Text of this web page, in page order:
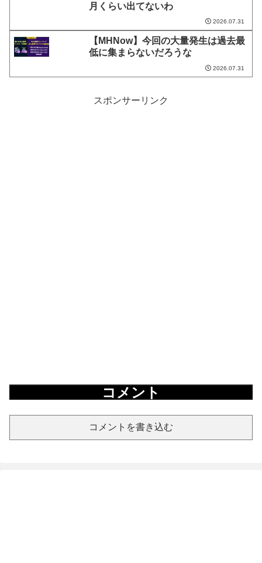
月くらい出てないわ
2026.07.31
【MHNow】今回の大量発生は過去最
低に集まらないだろうな
2026.07.31
スポンサーリンク
コメント
コメントを書き込む